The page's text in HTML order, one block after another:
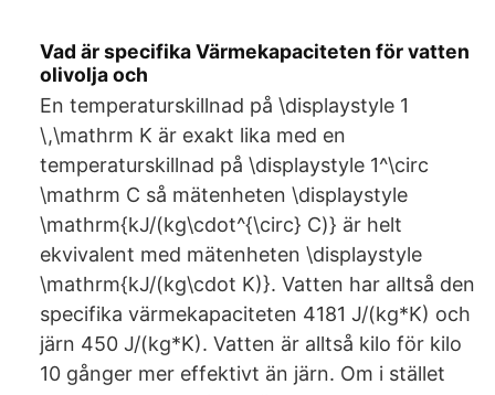
Vad är specifika Värmekapaciteten för vatten
olivolja och
En temperaturskillnad på \displaystyle 1
\,\mathrm K är exakt lika med en
temperaturskillnad på \displaystyle 1^\circ
\mathrm C så mätenheten \displaystyle
\mathrm{kJ/(kg\cdot^{\circ} C)} är helt
ekvivalent med mätenheten \displaystyle
\mathrm{kJ/(kg\cdot K)}. Vatten har alltså den
specifika värmekapaciteten 4181 J/(kg*K) och
järn 450 J/(kg*K). Vatten är alltså kilo för kilo
10 gånger mer effektivt än järn. Om i stället